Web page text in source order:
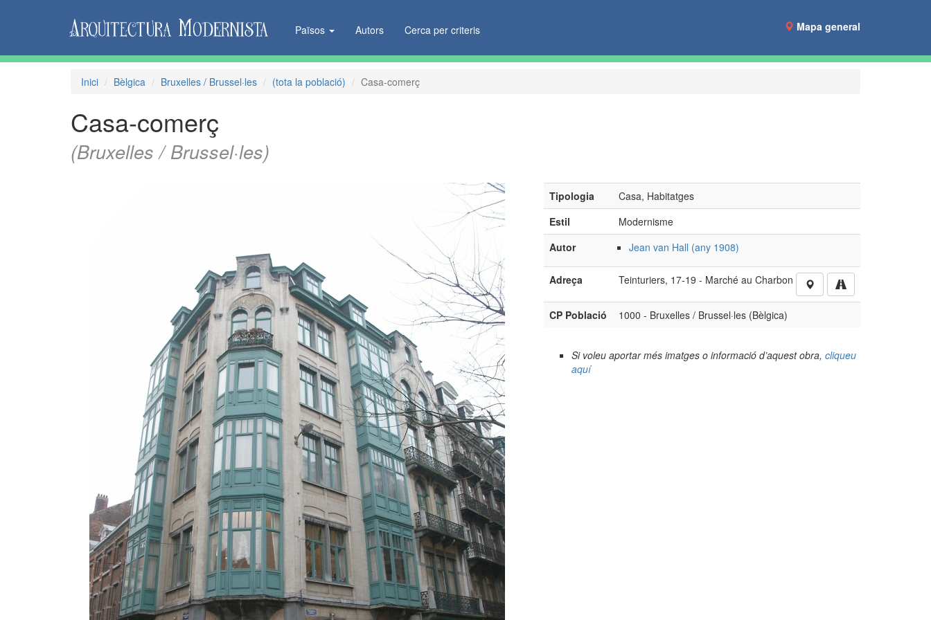
Països Autors Cerca per criteris Mapa general
Inici Bèlgica Bruxelles / Brussel·les (tota la població) Casa-comerç
Casa-comerç
(Bruxelles / Brussel·les)
Tipologia
Casa, Habitatges
Estil
Modernisme
Autor
Jean van Hall (any 1908)
Adreça Teinturiers, 17-19 - Marché au Charbon
CP Població 1000 - Bruxelles / Brussel·les (Bèlgica)
Si voleu aportar més imatges o informació d’aquest obra, cliqueu
aquí